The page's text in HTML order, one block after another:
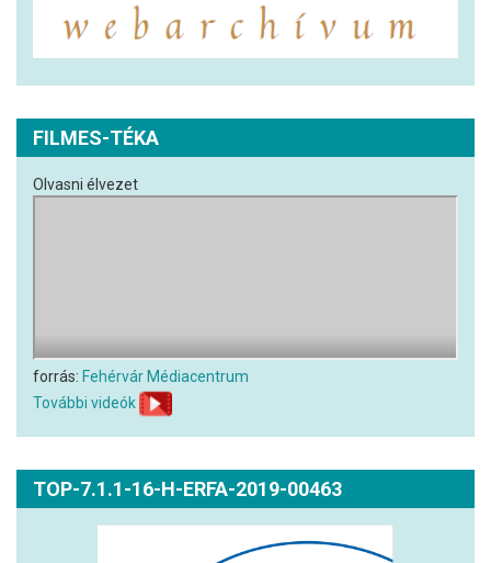
FILMES-TÉKA
Olvasni élvezet
forrás: Fehérvár Médiacentrum
További videók
TOP-7.1.1-16-H-ERFA-2019-00463